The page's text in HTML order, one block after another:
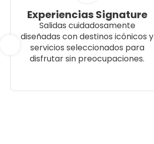
Experiencias Signature
Salidas cuidadosamente
diseñadas con destinos icónicos y
servicios seleccionados para
disfrutar sin preocupaciones.